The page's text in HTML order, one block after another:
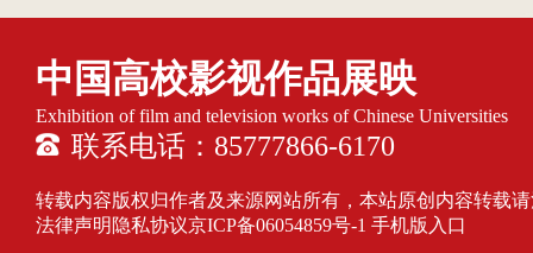
中国高校影视作品展映
Exhibition of film and television works of Chinese Universities
联系电话：85777866-6170
转载内容版权归作者及来源网站所有，本站原创内容转载
法律声明隐私协议京ICP备06054859号-1 手机版入口